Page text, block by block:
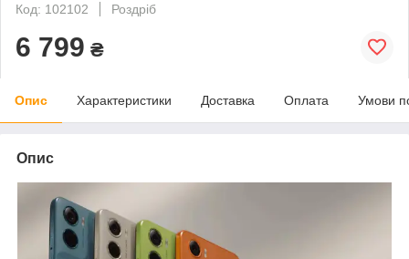
Код: 102102
Роздріб
6 799 ₴
Опис Характеристики Доставка Оплата Умови
Опис